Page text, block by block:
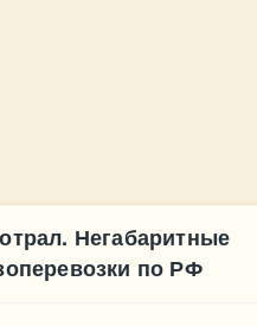
Негабаритные
по РФ